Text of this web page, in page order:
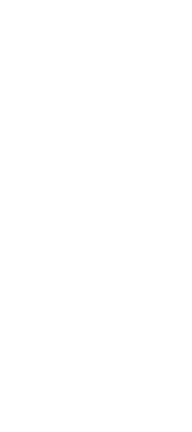
Regula
Lectura y verificación de
documentos de identidad,
documentos de identidad